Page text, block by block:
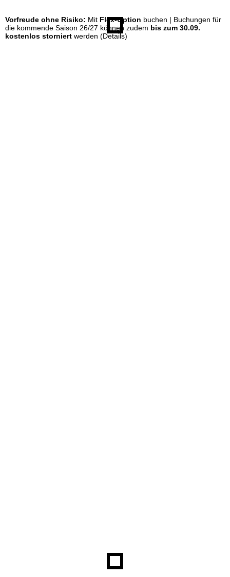
t
Vorfreude ohne Risiko: Mit Flex-Option buchen | Buchungen für
die kommende Saison 26/27 können zudem bis zum 30.09.
kostenlos storniert werden (Details)